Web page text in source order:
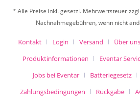
* Alle Preise inkl. gesetzl. Mehrwertsteuer
Nachnahmegebühren, wenn nicht
Kontakt Login Versand Über uns
Produktinformationen
Eventar
Jobs bei Eventar
Batteriegesetz
Zahlungsbedingungen
Rückgabe